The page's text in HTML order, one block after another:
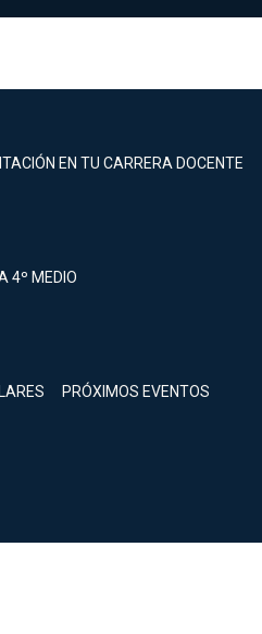
EN TU CARRERA DOCENTE
4º MEDIO
PRÓXIMOS EVENTOS
sesión.